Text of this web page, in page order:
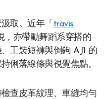
取。近年「 travis
，亦帶動舞蹈系穿搭的
工裝短褲與倒鉤 AJ1 的
俐落線條與視覺焦點。
查皮革紋理、車縫均勻